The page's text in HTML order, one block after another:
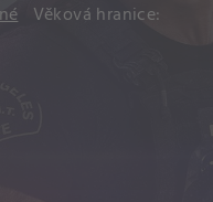
Věková hranice: